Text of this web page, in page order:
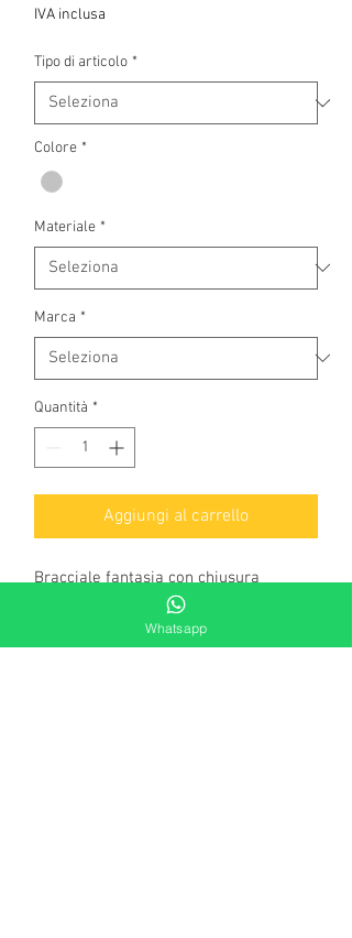
IVA inclusa
Tipo di articolo *
Colore *
Materiale *
Marca *
Quantità *
Aggiungi al carrello
Bracciale fantasia con chiusura
moschettone personalizzata mis. 19
Whatsapp